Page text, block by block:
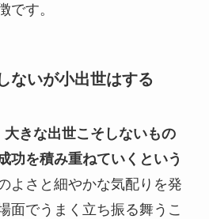
です。
ないが小出世はする
きな出世こそしないもの
功を積み重ねていくという
よさと細やかな気配りを発
面でうまく立ち振る舞うこ